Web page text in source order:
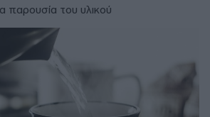
παρουσία του υλικού